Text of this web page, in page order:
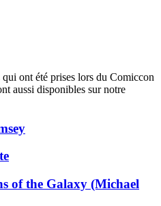
ont été prises lors du Comiccon
aussi disponibles sur notre
of the Galaxy (Michael